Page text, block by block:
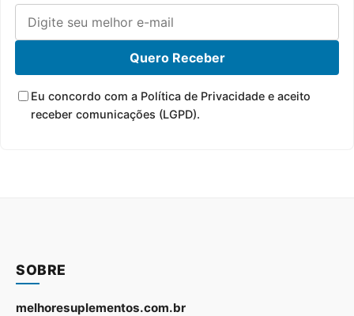
Quero Receber
Eu concordo com a Política de Privacidade e aceito
receber comunicações (LGPD).
SOBRE
melhoresuplementos.com.br